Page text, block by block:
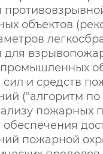
объектов
для
сил и средств
("алгоритм по
пожарных
пожарной